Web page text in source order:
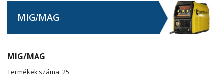
MIG/MAG
MIG/MAG
Termékek száma: 25